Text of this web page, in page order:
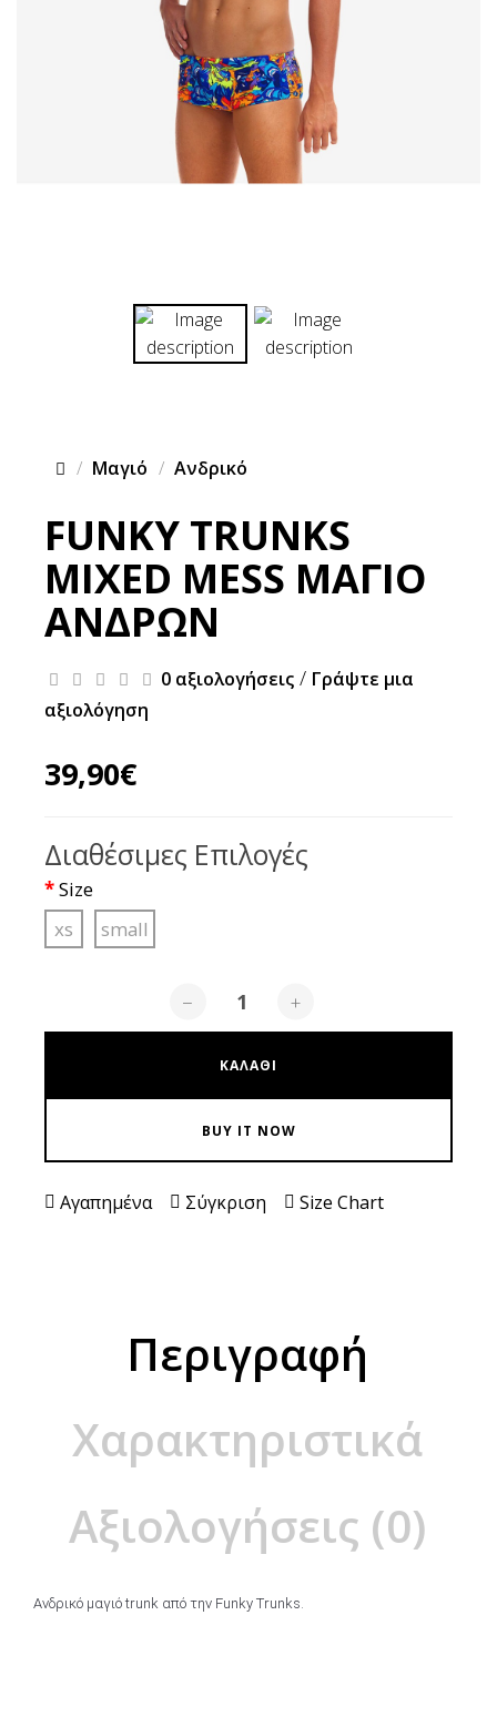
Μαγιό Ανδρικό
FUNKY TRUNKS
MIXED MESS ΜΑΓΙΟ
ΑΝΔΡΩΝ
0 αξιολογήσεις / Γράψτε μια
αξιολόγηση
39,90€
Διαθέσιμες Επιλογές
Size
xs
small
− +
ΚΑΛΆΘΙ
BUY IT NOW
Αγαπημένα Σύγκριση Size Chart
Περιγραφή
Χαρακτηριστικά
Αξιολογήσεις (0)
Ανδρικό μαγιό trunk από την Funky Trunks.